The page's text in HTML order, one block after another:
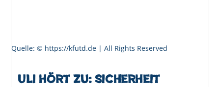
Quelle: © https://kfutd.de | All Rights Reserved
Uli hört zu: Sicherheit